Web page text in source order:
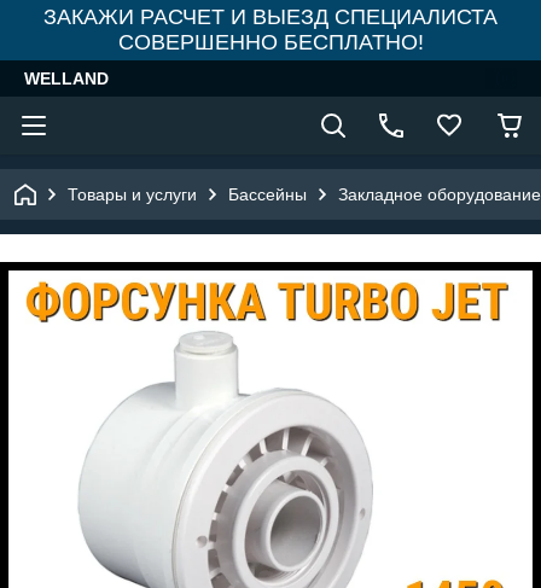
ЗАКАЖИ РАСЧЕТ И ВЫЕЗД СПЕЦИАЛИСТА
СОВЕРШЕННО БЕСПЛАТНО!
WELLAND
Товары и услуги Бассейны Закладное